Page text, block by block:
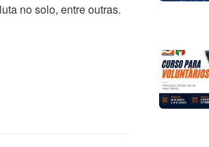
no solo, entre outras.